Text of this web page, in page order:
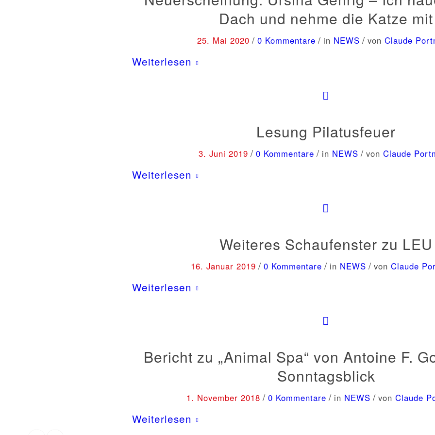
Dach und nehme die Katze mit
25. Mai 2020 / 0 Kommentare / in NEWS / vonClaude
Weiterlesen
Lesung Pilatusfeuer
3. Juni 2019 / 0 Kommentare / in NEWS / vonClaude
Weiterlesen
Weiteres Schaufenster zu LEU
16. Januar 2019 / 0 Kommentare / in NEWS / vonClaude
Weiterlesen
Bericht zu „Animal Spa“ von Antoine F.
Sonntagsblick
1. November 2018 / 0 Kommentare / in NEWS / vonClaude
Weiterlesen